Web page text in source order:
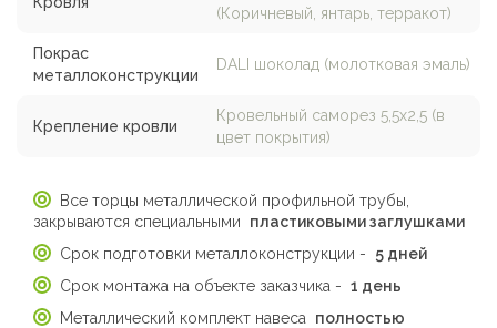
(Коричневый, янтарь, терракот)
Покрас
металлоконструкции
DALI шоколад (молотковая эмаль)
Крепление кровли
Кровельный саморез 5,5х2,5 (в
цвет покрытия)
Все торцы металлической профильной трубы,
закрываются специальными пластиковыми заглушками
Срок подготовки металлоконструкции - 5 дней
Срок монтажа на объекте заказчика - 1 день
Металлический комплект навеса полностью